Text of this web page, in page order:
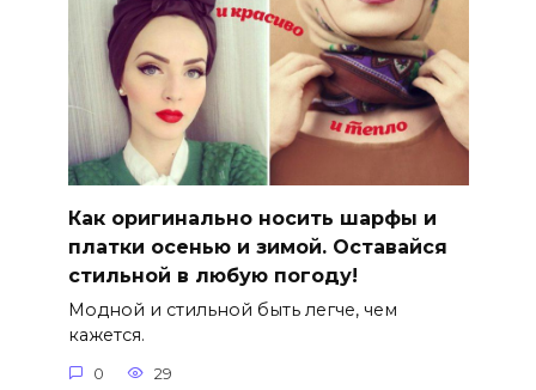
Как оригинально носить шарфы и
платки осенью и зимой. Оставайся
стильной в любую погоду!
Модной и стильной быть легче, чем
кажется.
0 29